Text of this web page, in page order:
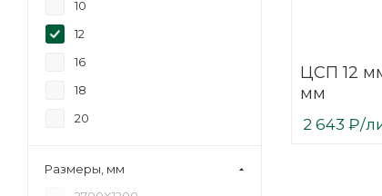
ЦСП 12
мм
2 643 ₽/
10
12
16
18
20
Размеры, мм